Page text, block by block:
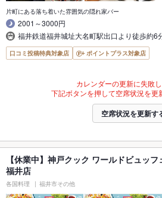
片町にある落ち着いた雰囲気の隠れ家バー
2001～3000円
福井鉄道福井城址大名町駅出口より徒歩約6
口コミ投稿特典対象店 ポイントプラス対象店
カレンダーの更新に失敗し
下記ボタンを押して空席状況を更
空席状況を更新す
【休業中】神戸クック ワールドビュッ
福井店
各国料理 福井市その他